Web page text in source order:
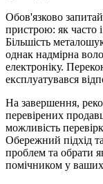
Обов'язково
пристрою: як часто
Більшість
однак надмірна
електроніку.
експлуатувався
На завершення,
перевірених
можливість
Обережний підхід
проблем та обрати
помічником у